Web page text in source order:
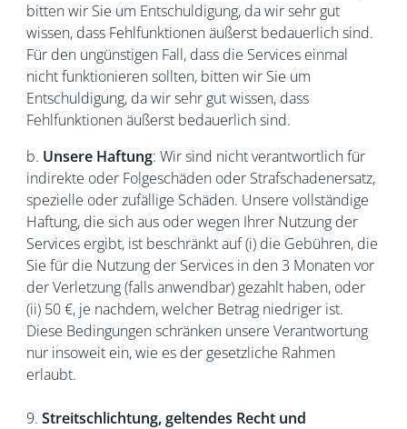
bitten wir Sie um Entschuldigung, da wir sehr gut
wissen, dass Fehlfunktionen äußerst bedauerlich sind.
Für den ungünstigen Fall, dass die Services einmal
nicht funktionieren sollten, bitten wir Sie um
Entschuldigung, da wir sehr gut wissen, dass
Fehlfunktionen äußerst bedauerlich sind.
b. Unsere Haftung: Wir sind nicht verantwortlich für
indirekte oder Folgeschäden oder Strafschadenersatz,
spezielle oder zufällige Schäden. Unsere vollständige
Haftung, die sich aus oder wegen Ihrer Nutzung der
Services ergibt, ist beschränkt auf (i) die Gebühren, die
Sie für die Nutzung der Services in den 3 Monaten vor
der Verletzung (falls anwendbar) gezahlt haben, oder
(ii) 50 €, je nachdem, welcher Betrag niedriger ist.
Diese Bedingungen schränken unsere Verantwortung
nur insoweit ein, wie es der gesetzliche Rahmen
erlaubt.
9. Streitschlichtung, geltendes Recht und